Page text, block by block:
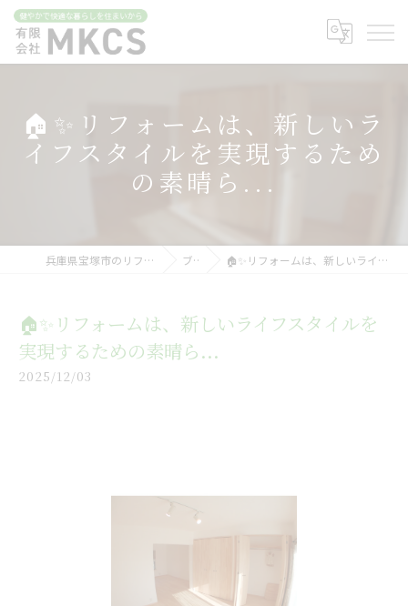
🏠✨リフォームは、新しいラ
イフスタイルを実現するため
の素晴ら...
兵庫県宝塚市のリフォームなら有限会社MKCS ブログ 🏠✨リフォームは、新しいライフスタイルを実現するための素晴ら...
🏠✨リフォームは、新しいライフスタイルを
実現するための素晴ら...
2025/12/03